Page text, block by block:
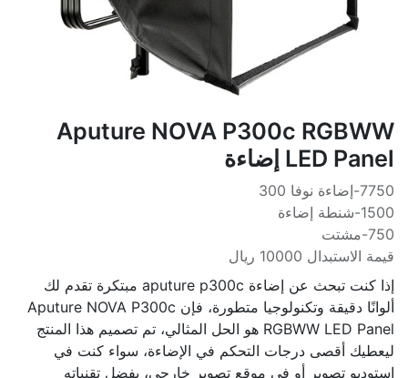
Aputure NOVA P300c RGBWW
LED Panel إضاءة
7750-إضاءة نوفا 300
1500-شنطة إضاءة
750-مشتت
قيمة الاستبدال 10000 ريال
إذا كنت تبحث عن إضاءة aputure p300c مبتكرة تقدم لك
ألوانًا دقيقة وتكنولوجيا متطورة، فإن Aputure NOVA P300c
RGBWW LED Panel هو الحل المثالي، تم تصميم هذا المنتج
ليعطيك أقصى درجات التحكم في الإضاءة، سواء كنت في
استوديو تصوير أو في موقع تصوير خارجي، بفضل تقنياته